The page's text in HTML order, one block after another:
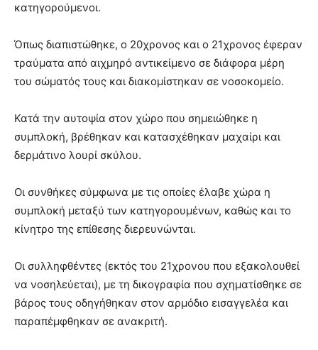
κατηγορούμενοι.
Όπως διαπιστώθηκε, ο 20χρονος και ο 21χρονος έφεραν
τραύματα από αιχμηρό αντικείμενο σε διάφορα μέρη
του σώματός τους και διακομίστηκαν σε νοσοκομείο.
Κατά την αυτοψία στον χώρο που σημειώθηκε η
συμπλοκή, βρέθηκαν και κατασχέθηκαν μαχαίρι και
δερμάτινο λουρί σκύλου.
Οι συνθήκες σύμφωνα με τις οποίες έλαβε χώρα η
συμπλοκή μεταξύ των κατηγορουμένων, καθώς και το
κίνητρο της επίθεσης διερευνώνται.
Οι συλληφθέντες (εκτός του 21χρονου που εξακολουθεί
να νοσηλεύεται), με τη δικογραφία που σχηματίσθηκε σε
βάρος τους οδηγήθηκαν στον αρμόδιο εισαγγελέα και
παραπέμφθηκαν σε ανακριτή.